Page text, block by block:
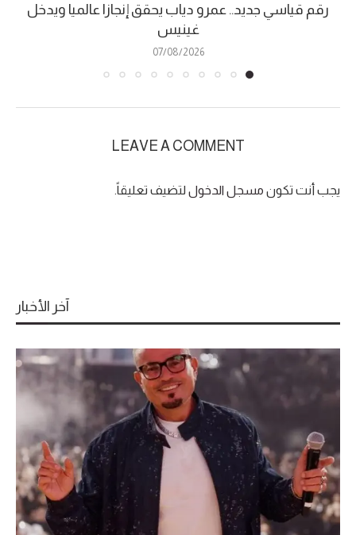
رقم قياسي جديد.. عمرو دياب يحقق إنجازا عالميا ويدخل
غينيس
07/08/2026
LEAVE A COMMENT
يجب أنت تكون مسجل الدخول لتضيف تعليقاً.
آخر الأخبار